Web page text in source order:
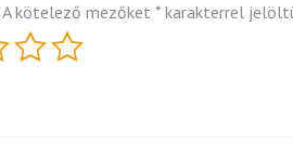
A kötelező mezőket *karakterrel